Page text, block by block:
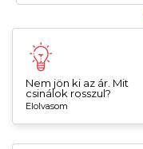
Nem jön ki az ár. Mit
csinálok rosszul?
Elolvasom